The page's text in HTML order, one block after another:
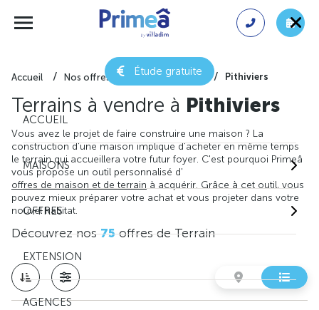
Étude gratuite
ACCUEIL
MAISONS
OFFRES
EXTENSION
AGENCES
Accueil Nos offres de terrain Loiret Pithiviers
Terrains à vendre à Pithiviers
Vous avez le projet de faire construire une maison ? La
construction d'une maison implique d'acheter en même temps
le terrain qui accueillera votre futur foyer. C'est pourquoi Primeâ
vous propose un outil personnalisé d'
offres de maison et de terrain à acquérir. Grâce à cet outil, vous
pouvez mieux préparer votre achat et vous projeter dans votre
nouvel habitat.
Découvrez nos75offres de Terrain